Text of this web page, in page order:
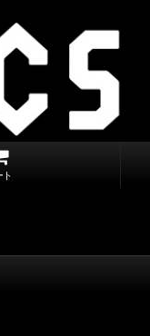
ト